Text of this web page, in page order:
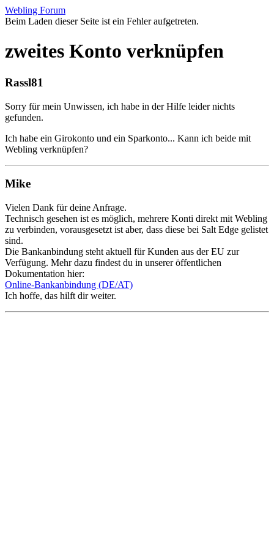
Webling Forum
Beim Laden dieser Seite ist ein Fehler aufgetreten.
zweites Konto verknüpfen
Rassl81
Sorry für mein Unwissen, ich habe in der Hilfe leider nichts
gefunden.
Ich habe ein Girokonto und ein Sparkonto... Kann ich beide mit
Webling verknüpfen?
Mike
Vielen Dank für deine Anfrage.
Technisch gesehen ist es möglich, mehrere Konti direkt mit Webling
zu verbinden, vorausgesetzt ist aber, dass diese bei Salt Edge gelistet
sind.
Die Bankanbindung steht aktuell für Kunden aus der EU zur
Verfügung. Mehr dazu findest du in unserer öffentlichen
Dokumentation hier:
Online-Bankanbindung (DE/AT)
Ich hoffe, das hilft dir weiter.